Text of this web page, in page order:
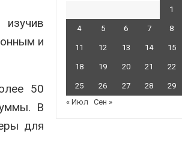
и
50
В
для
1
4 5 6 7 8
11 12 13 14 15
18 19 20 21 22
25 26 27 28 29
« Июл
Сен »